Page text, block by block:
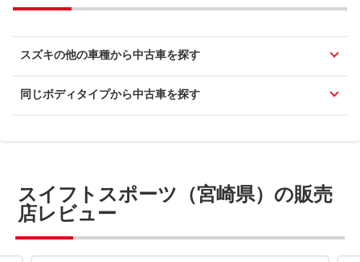
スズキの他の車種から中古車を探す
同じボディタイプから中古車を探す
スイフトスポーツ（宮崎県）の販売
店レビュー